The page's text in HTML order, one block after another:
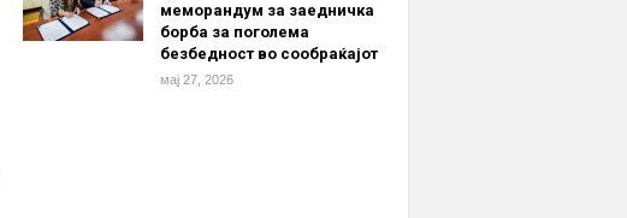
меморандум за заедничка
борба за поголема
безбедност во сообраќајот
мај 27, 2026